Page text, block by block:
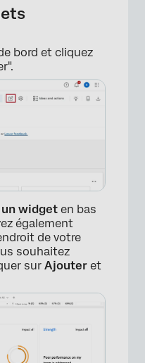
bord et cliquez
widget en bas
également
de votre
souhaitez
sur Ajouter et